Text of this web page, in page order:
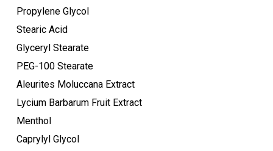
Propylene Glycol
Stearic Acid
Glyceryl Stearate
PEG-100 Stearate
Aleurites Moluccana Extract
Lycium Barbarum Fruit Extract
Menthol
Caprylyl Glycol